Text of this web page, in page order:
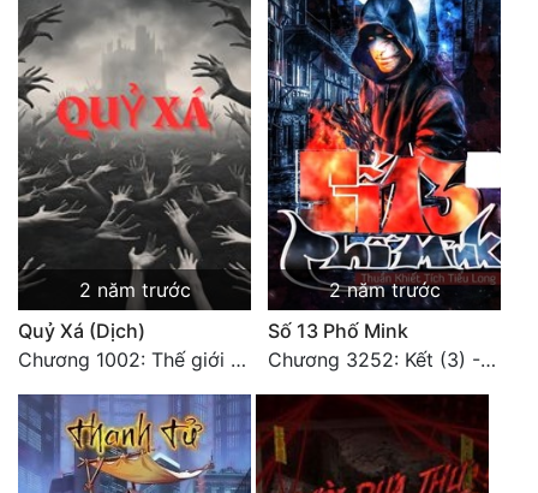
2 năm trước
Quỷ Xá (Dịch)
Chương 1002: Thế giới mới (Kết thúc)
2 năm trước
Số 13 Phố Mink
Chương 3252: Kết (3) - HẾT.